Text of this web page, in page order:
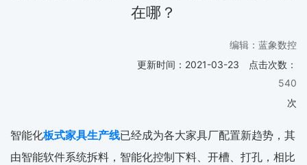
在哪？
编辑：蓝象数控
更新时间： 2021-03-23
点击次数：
540
次
智能化板式家具生产线已经成为各大家具厂配置新趋势，其
由智能软件系统拆料，智能化控制下料、开槽、打孔，相比